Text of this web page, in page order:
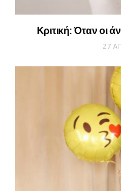
Κριτική: Όταν οι
27